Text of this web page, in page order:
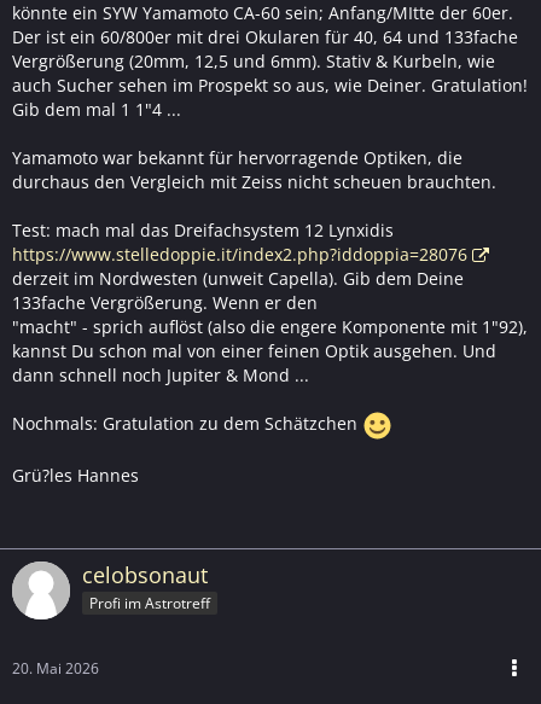
könnte ein SYW Yamamoto CA-60 sein; Anfang/MItte der 60er.
Der ist ein 60/800er mit drei Okularen für 40, 64 und 133fache
Vergrößerung (20mm, 12,5 und 6mm). Stativ & Kurbeln, wie
auch Sucher sehen im Prospekt so aus, wie Deiner. Gratulation!
Gib dem mal 1 1"4 ...
Yamamoto war bekannt für hervorragende Optiken, die
durchaus den Vergleich mit Zeiss nicht scheuen brauchten.
Test: mach mal das Dreifachsystem 12 Lynxidis
https://www.stelledoppie.it/index2.php?iddoppia=28076
derzeit im Nordwesten (unweit Capella). Gib dem Deine
133fache Vergrößerung. Wenn er den
"macht" - sprich auflöst (also die engere Komponente mit 1"92),
kannst Du schon mal von einer feinen Optik ausgehen. Und
dann schnell noch Jupiter & Mond ...
Nochmals: Gratulation zu dem Schätzchen
Grü?les Hannes
celobsonaut
Profi im Astrotreff
20. Mai 2026